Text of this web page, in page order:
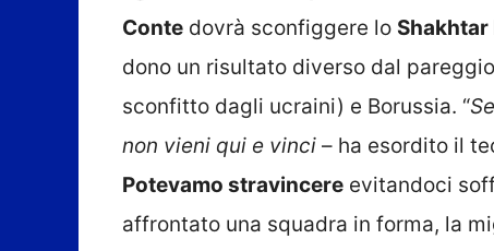
Conte dovrà sconfiggere lo
dono un risultato diverso dal
sconfitto dagli ucraini) e Borussia. “
non vieni qui e vinci – ha esordito il
Potevamo stravincere evitandoci
affrontato una squadra in forma, la